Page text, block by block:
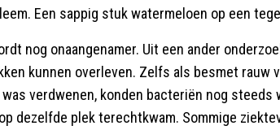
Een sappig stuk watermeloen op een
nog onaangenamer. Uit een ander
kunnen overleven. Zelfs als besmet rauw
verdwenen, konden bacteriën nog steeds
dezelfde plek terechtkwam. Sommige